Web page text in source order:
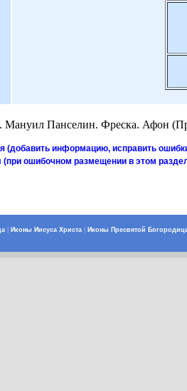
Панселин. Фреска. Афон
(добавить информацию, исправить
(при ошибочном размещении в этом
Иконы Иисуса Христа Иконы Пресвятой